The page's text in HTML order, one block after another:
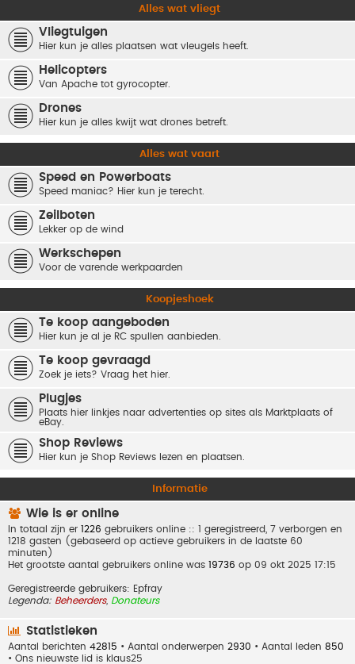
Alles wat vliegt
Vliegtuigen
Hier kun je alles plaatsen wat vleugels heeft.
Helicopters
Van Apache tot gyrocopter.
Drones
Hier kun je alles kwijt wat drones betreft.
Alles wat vaart
Speed en Powerboats
Speed maniac? Hier kun je terecht.
Zeilboten
Lekker op de wind
Werkschepen
Voor de varende werkpaarden
Koopjeshoek
Te koop aangeboden
Hier kun je al je RC spullen aanbieden.
Te koop gevraagd
Zoek je iets? Vraag het hier.
Plugjes
Plaats hier linkjes naar advertenties op sites als Marktplaats of
eBay.
Shop Reviews
Hier kun je Shop Reviews lezen en plaatsen.
Informatie
Wie is er online
In totaal zijn er 1226 gebruikers online :: 1 geregistreerd, 7 verborgen en
1218 gasten (gebaseerd op actieve gebruikers in de laatste 60
minuten)
Het grootste aantal gebruikers online was 19736 op 09 okt 2025 17:15
Geregistreerde gebruikers: Epfray
Legenda: Beheerders, Donateurs
Statistieken
Aantal berichten 42815 • Aantal onderwerpen 2930 • Aantal leden 850
• Ons nieuwste lid is klaus25